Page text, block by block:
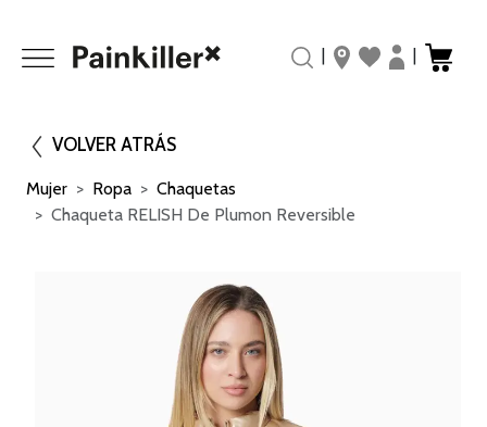
VOLVER ATRÁS
Mujer Ropa
Chaquetas
Chaqueta RELISH De Plumon Reversible